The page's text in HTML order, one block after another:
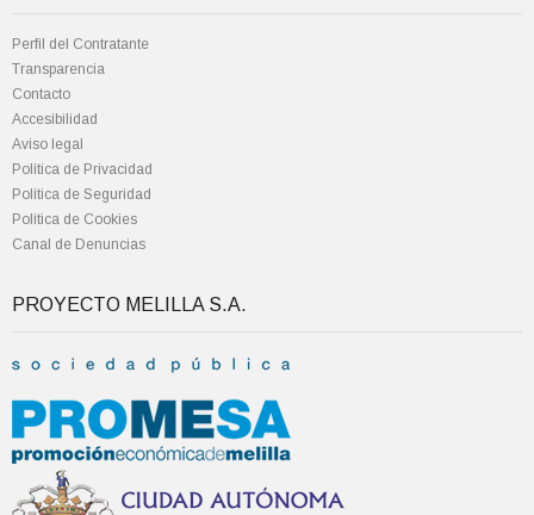
Perfil del Contratante
Transparencia
Contacto
Accesibilidad
Aviso legal
Política de Privacidad
Política de Seguridad
Política de Cookies
Canal de Denuncias
PROYECTO MELILLA S.A.